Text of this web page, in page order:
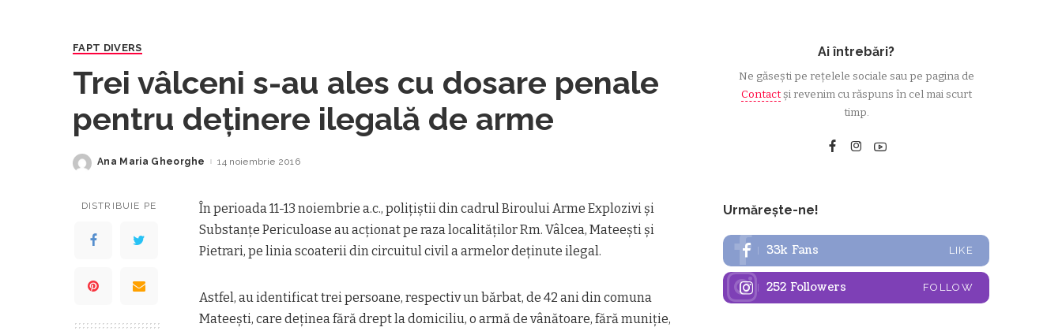
FAPT DIVERS
Trei vâlceni s-au ales cu dosare penale
pentru deţinere ilegală de arme
Posted
Ana Maria Gheorghe 14 noiembrie 2016
DISTRIBUIE PE
În perioada 11-13 noiembrie a.c., poliţiştii din cadrul Biroului Arme Explozivi şi
Substanţe Periculoase au acţionat pe raza localităţilor Rm. Vâlcea, Mateeşti şi
Pietrari, pe linia scoaterii din circuitul civil a armelor deţinute ilegal.
Astfel, au identificat trei persoane, respectiv un bărbat, de 42 ani din comuna
Mateeşti, care deţinea fără drept la domiciliu, o armă de vânătoare, fără muniţie,
Ai întrebări?
Ne găsești pe rețelele sociale sau pe pagina de
Contactși revenim cu răspuns în cel mai scurt
timp.
Urmărește-ne!
33k Fans LIKE
252 Followers FOLLOW